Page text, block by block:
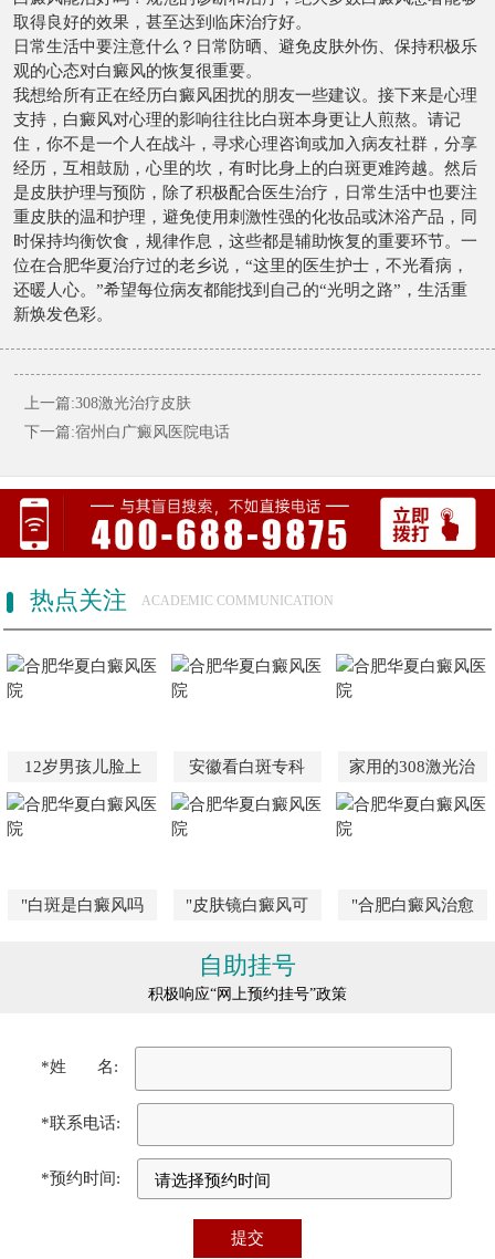
取得良好的效果，甚至达到临床治疗好。
日常生活中要注意什么？日常防晒、避免皮肤外伤、保持积极乐
观的心态对白癜风的恢复很重要。
我想给所有正在经历白癜风困扰的朋友一些建议。接下来是心理
支持，白癜风对心理的影响往往比白斑本身更让人煎熬。请记
住，你不是一个人在战斗，寻求心理咨询或加入病友社群，分享
经历，互相鼓励，心里的坎，有时比身上的白斑更难跨越。然后
是皮肤护理与预防，除了积极配合医生治疗，日常生活中也要注
重皮肤的温和护理，避免使用刺激性强的化妆品或沐浴产品，同
时保持均衡饮食，规律作息，这些都是辅助恢复的重要环节。一
位在合肥华夏治疗过的老乡说，“这里的医生护士，不光看病，
还暖人心。”希望每位病友都能找到自己的“光明之路”，生活重
新焕发色彩。
上一篇:308激光治疗皮肤
下一篇:宿州白广癜风医院电话
热点关注 ACADEMIC COMMUNICATION
12岁男孩儿脸上 安徽看白斑专科 家用的308激光治
"白斑是白癜风吗 "皮肤镜白癜风可 "合肥白癜风治愈
自助挂号
积极响应“网上预约挂号”政策
*姓 名:
*联系电话:
*预约时间: